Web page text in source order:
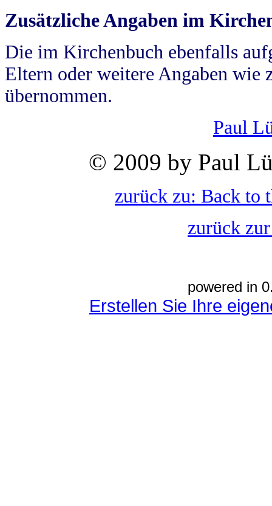
Zusätzliche Angaben im
Die im Kirchenbuch ebenfalls
Eltern oder weitere Angaben wie
übernommen.
Paul
© 2009 by Paul
zurück zu: Back to
zurück
powered in
Erstellen Sie Ihre